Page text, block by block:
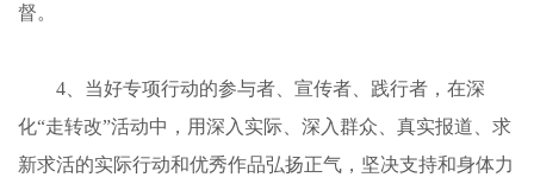
督。
4、当好专项行动的参与者、宣传者、践行者，在深
化“走转改”活动中，用深入实际、深入群众、真实报道、求
新求活的实际行动和优秀作品弘扬正气，坚决支持和身体力